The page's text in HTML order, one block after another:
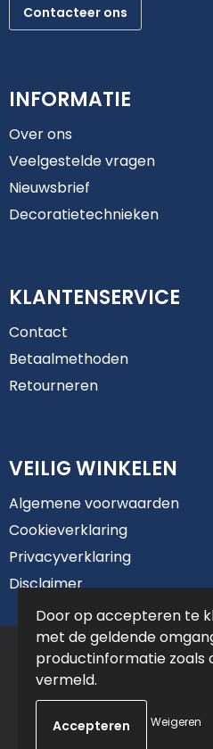
Contacteer ons
INFORMATIE
Over ons
Veelgestelde vragen
Nieuwsbrief
Decoratietechnieken
KLANTENSERVICE
Contact
Betaalmethoden
Retourneren
VEILIG WINKELEN
Algemene voorwaarden
Cookieverklaring
Privacyverklaring
Disclaimer
© Copyright De
Door op accepteren te
met de geldende
productinformatie zoals
vermeld.
Weigeren